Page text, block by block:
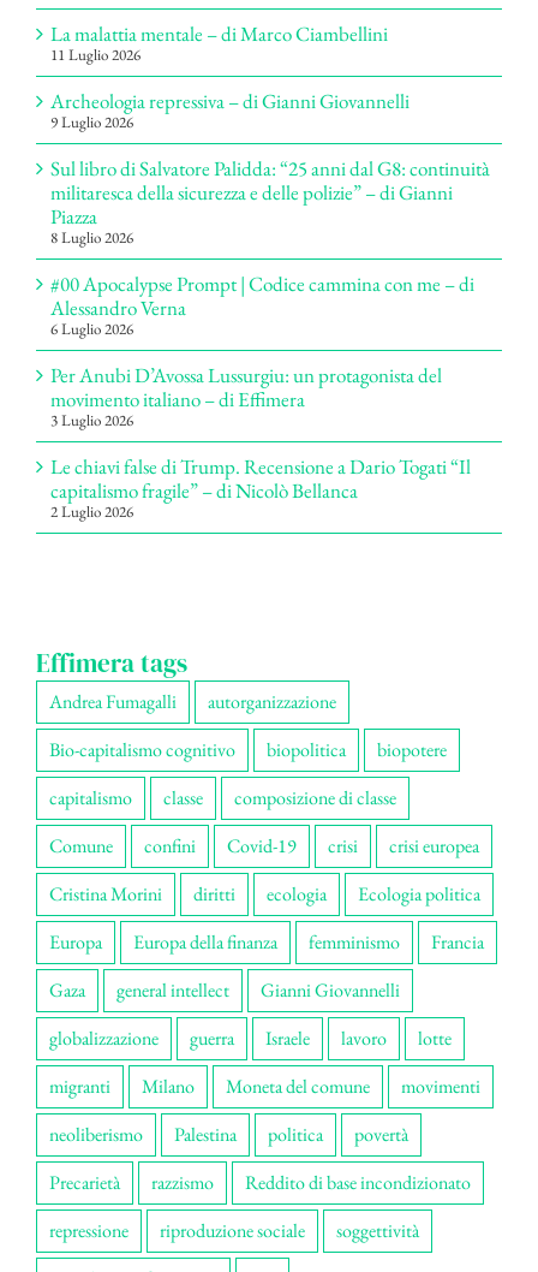
La malattia mentale – di Marco Ciambellini
11 Luglio 2026
Archeologia repressiva – di Gianni Giovannelli
9 Luglio 2026
Sul libro di Salvatore Palidda: “25 anni dal G8: continuità
militaresca della sicurezza e delle polizie” – di Gianni
Piazza
8 Luglio 2026
#00 Apocalypse Prompt | Codice cammina con me – di
Alessandro Verna
6 Luglio 2026
Per Anubi D’Avossa Lussurgiu: un protagonista del
movimento italiano – di Effimera
3 Luglio 2026
Le chiavi false di Trump. Recensione a Dario Togati “Il
capitalismo fragile” – di Nicolò Bellanca
2 Luglio 2026
Effimera tags
Andrea Fumagalli
autorganizzazione
Bio-capitalismo cognitivo
biopolitica
biopotere
capitalismo
classe
composizione di classe
Comune
confini Covid-19 crisi
crisi europea
Cristina Morini
diritti ecologia
Ecologia politica
Europa
Europa della finanza femminismo
Francia
Gaza
general intellect
Gianni Giovannelli
globalizzazione
guerra Israele lavoro
lotte
migranti
Milano Moneta del comune
movimenti
neoliberismo
Palestina politica
povertà
Precarietà
razzismo
Reddito di base incondizionato
repressione
riproduzione sociale
soggettività